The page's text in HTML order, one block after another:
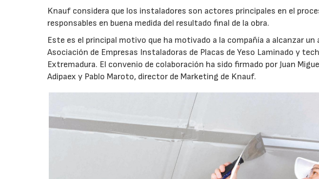
Knauf considera que los instaladores son actores principales en el
responsables en buena medida del resultado final de la obra.
Este es el principal motivo que ha motivado a la compañía a alcanzar
Asociación de Empresas Instaladoras de Placas de Yeso Laminado y
Extremadura. El convenio de colaboración ha sido firmado por Juan
Adipaex y Pablo Maroto, director de Marketing de Knauf.